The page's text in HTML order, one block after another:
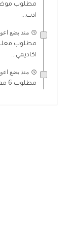
مطلوب
ادب...
منذ بضع
مطلوب
اكاديمي...
منذ بضع
مطلوب 6 معلمين او معلمات تربية خاصة للعمل لدى مدرسة...